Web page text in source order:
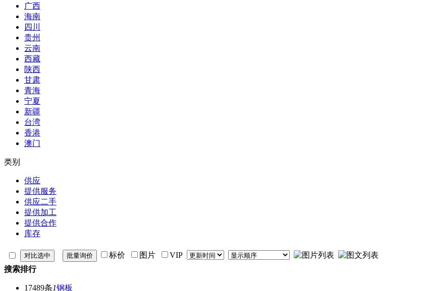
广西
海南
四川
贵州
云南
西藏
陕西
甘肃
青海
宁夏
新疆
台湾
香港
澳门
类别
供应
提供服务
供应二手
提供加工
提供合作
库存
标价 图片
VIP
搜索排行
17489条1钢板